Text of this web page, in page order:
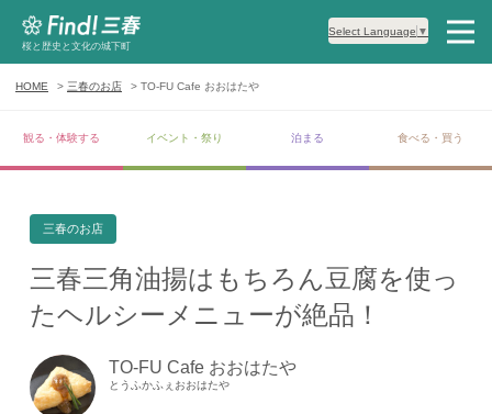
桜と歴史と文化の城下町
Select Language ▼
HOME 三春のお店 TO-FU Cafe おおはたや
観る・体験する イベント・祭り 泊まる 食べる・買う
三春のお店
三春三角油揚はもちろん豆腐を使っ
たヘルシーメニューが絶品！
TO-FU Cafe おおはたや
とうふかふぇおおはたや